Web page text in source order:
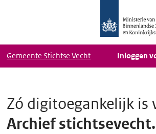
Ministerie
van
Binnenlandse
Zaken
en
Homepage
Gemeente Stichtse Vecht Inloggen
Zó digitoegankelijk is
Archief